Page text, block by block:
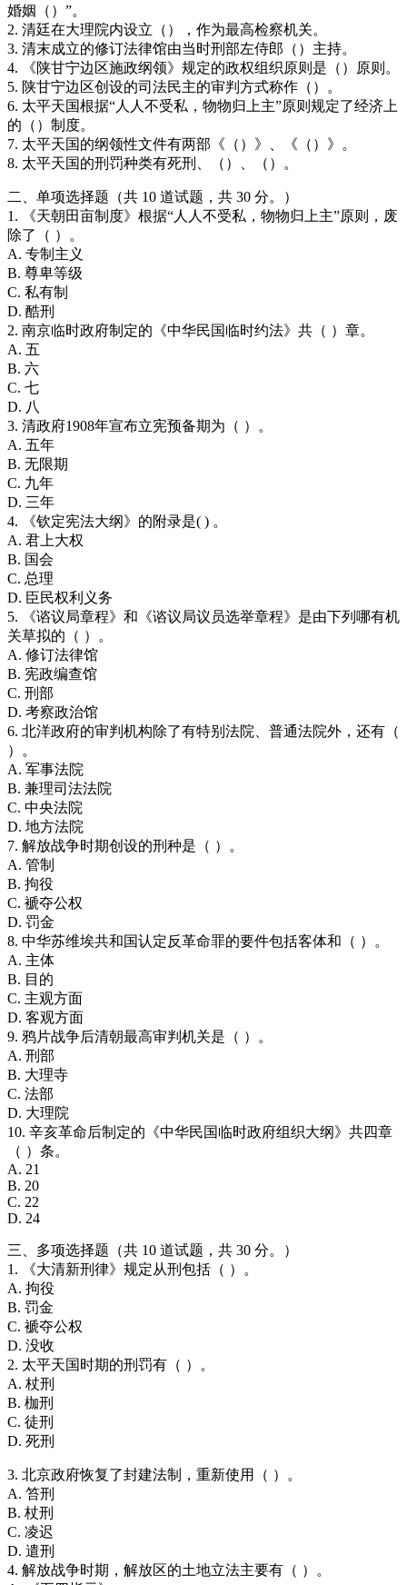
婚姻（）”。
2. 清廷在大理院内设立（），作为最高检察机关。
3. 清末成立的修订法律馆由当时刑部左侍郎（）主持。
4. 《陕甘宁边区施政纲领》规定的政权组织原则是（）原则。
5. 陕甘宁边区创设的司法民主的审判方式称作（）。
6. 太平天国根据“人人不受私，物物归上主”原则规定了经济上
的（）制度。
7. 太平天国的纲领性文件有两部《（）》、《（）》。
8. 太平天国的刑罚种类有死刑、（）、（）。
二、单项选择题（共 10 道试题，共 30 分。）
1. 《天朝田亩制度》根据“人人不受私，物物归上主”原则，废
除了（ ）。
A. 专制主义
B. 尊卑等级
C. 私有制
D. 酷刑
2. 南京临时政府制定的《中华民国临时约法》共（ ）章。
A. 五
B. 六
C. 七
D. 八
3. 清政府1908年宣布立宪预备期为（ ）。
A. 五年
B. 无限期
C. 九年
D. 三年
4. 《钦定宪法大纲》的附录是( ) 。
A. 君上大权
B. 国会
C. 总理
D. 臣民权利义务
5. 《谘议局章程》和《谘议局议员选举章程》是由下列哪有机
关草拟的（ ）。
A. 修订法律馆
B. 宪政编查馆
C. 刑部
D. 考察政治馆
6. 北洋政府的审判机构除了有特别法院、普通法院外，还有（
）。
A. 军事法院
B. 兼理司法法院
C. 中央法院
D. 地方法院
7. 解放战争时期创设的刑种是（ ）。
A. 管制
B. 拘役
C. 褫夺公权
D. 罚金
8. 中华苏维埃共和国认定反革命罪的要件包括客体和（ ）。
A. 主体
B. 目的
C. 主观方面
D. 客观方面
9. 鸦片战争后清朝最高审判机关是（ ）。
A. 刑部
B. 大理寺
C. 法部
D. 大理院
10. 辛亥革命后制定的《中华民国临时政府组织大纲》共四章
（ ）条。
A. 21
B. 20
C. 22
D. 24
三、多项选择题（共 10 道试题，共 30 分。）
1. 《大清新刑律》规定从刑包括（ ）。
A. 拘役
B. 罚金
C. 褫夺公权
D. 没收
2. 太平天国时期的刑罚有（ ）。
A. 杖刑
B. 枷刑
C. 徒刑
D. 死刑
3. 北京政府恢复了封建法制，重新使用（ ）。
A. 笞刑
B. 杖刑
C. 凌迟
D. 遣刑
4. 解放战争时期，解放区的土地立法主要有（ ）。